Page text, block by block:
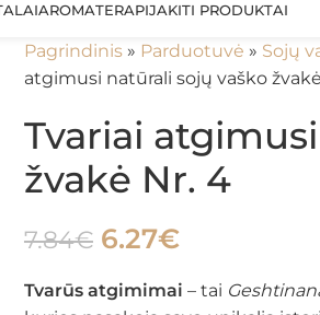
AROMATERAPIJAKITI PRODUKTAI
Pagrindinis» Parduotuvė » Sojų
atgimusi natūrali sojų vaško
Tvariai
žvakė Nr. 4
7.84€ 6.27€
Tvarūs atgimimai – tai